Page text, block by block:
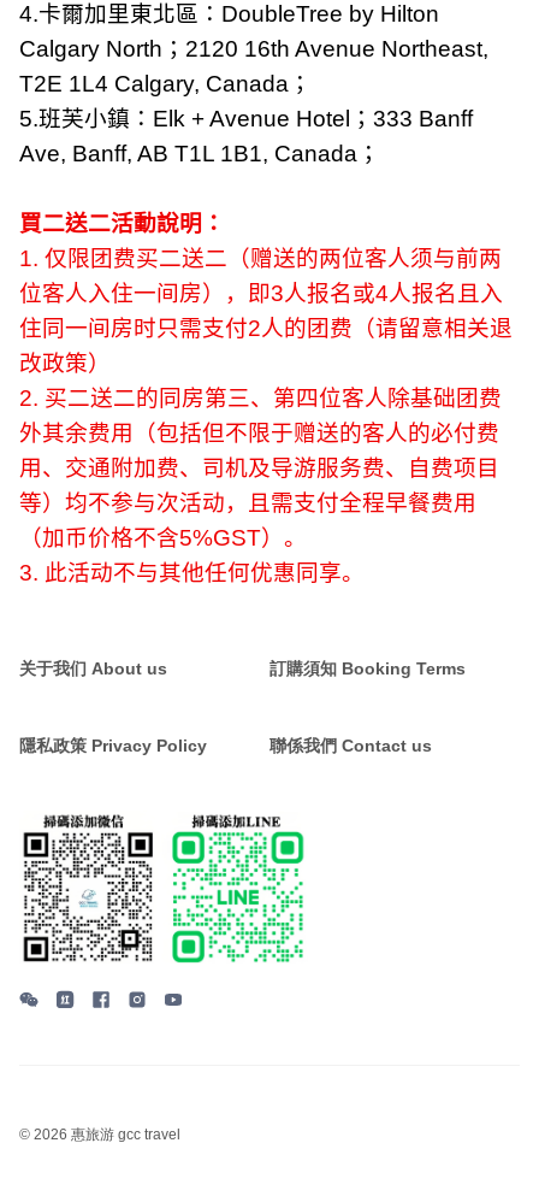
4.卡爾加里東北區： DoubleTree by Hilton
Calgary North ； 2120 16th Avenue Northeast,
T2E 1L4 Calgary, Canada ；
5.班芙小鎮： Elk + Avenue Hotel ； 333 Banff
Ave, Banff, AB T1L 1B1, Canada ；
買二送二活動說明：
1. 仅限团费买二送二（赠送的两位客人须与前两
位客人入住一间房），即3人报名或4人报名且入
住同一间房时只需支付2人的团费（请留意相关退
改政策）
2. 买二送二的同房第三、第四位客人除基础团费
外其余费用（包括但不限于赠送的客人的必付费
用、交通附加费、司机及导游服务费、自费项目
等）均不参与次活动，且需支付全程早餐费用
（加币价格不含5%GST）。
3. 此活动不与其他任何优惠同享。
关于我们 About us 訂購須知 Booking Terms
隱私政策 Privacy Policy 聯係我們 Contact us
© 2026 惠旅游 gcc travel